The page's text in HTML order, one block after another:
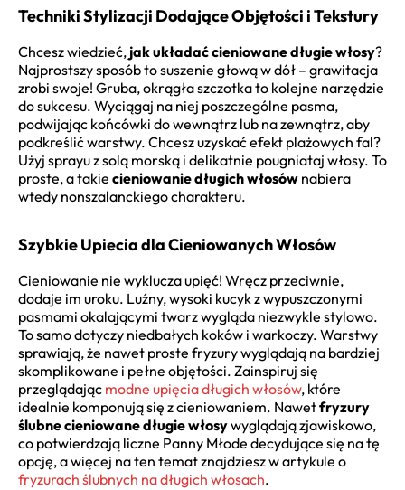
Techniki Stylizacji Dodające Objętości i Tekstury
Chcesz wiedzieć, jak układać cieniowane długie włosy?
Najprostszy sposób to suszenie głową w dół – grawitacja
zrobi swoje! Gruba, okrągła szczotka to kolejne narzędzie
do sukcesu. Wyciągaj na niej poszczególne pasma,
podwijając końcówki do wewnątrz lub na zewnątrz, aby
podkreślić warstwy. Chcesz uzyskać efekt plażowych fal?
Użyj sprayu z solą morską i delikatnie pougniataj włosy. To
proste, a takie cieniowanie długich włosów nabiera
wtedy nonszalanckiego charakteru.
Szybkie Upiecia dla Cieniowanych Włosów
Cieniowanie nie wyklucza upięć! Wręcz przeciwnie,
dodaje im uroku. Luźny, wysoki kucyk z wypuszczonymi
pasmami okalającymi twarz wygląda niezwykle stylowo.
To samo dotyczy niedbałych koków i warkoczy. Warstwy
sprawiają, że nawet proste fryzury wyglądają na bardziej
skomplikowane i pełne objętości. Zainspiruj się
przeglądając modne upięcia długich włosów, które
idealnie komponują się z cieniowaniem. Nawetfryzury
ślubne cieniowane długie włosywyglądają zjawiskowo,
co potwierdzają liczne Panny Młode decydujące się na tę
opcję, a więcej na ten temat znajdziesz w artykule o
fryzurach ślubnych na długich włosach.